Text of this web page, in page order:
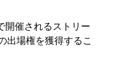
開催されるストリー
出場権を獲得するこ